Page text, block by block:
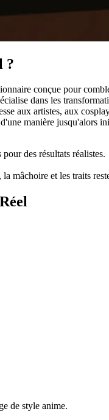
?
conçue pour
dans les
aux artistes, aux
manière jusqu'alors
des résultats réalistes.
mâchoire et les traits
de style anime.